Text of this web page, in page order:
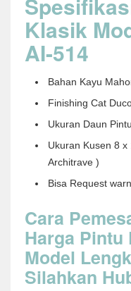
Klasik
AI-514
Bahan Kayu
Finishing Cat
Ukuran Daun
Ukuran Kusen 8
Architrave )
Bisa Request
Cara
Harga
Model
Silahkan